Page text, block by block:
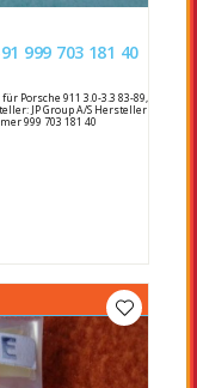
JP Stopfen für Heckstoßstange 79-91 999 703 181 40
Porsche 911 3.0-3.3 83-89,
JP Group A/S Hersteller
999 703 181 40